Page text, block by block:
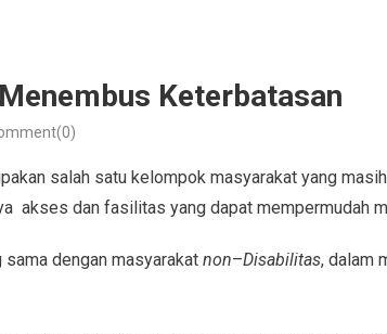
Keterbatasan
salah satu kelompok masyarakat yang
akses dan fasilitas yang dapat mempermudah
dengan masyarakat non–Disabilitas, dalam